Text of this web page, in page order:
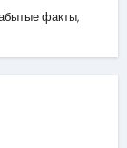
факты,